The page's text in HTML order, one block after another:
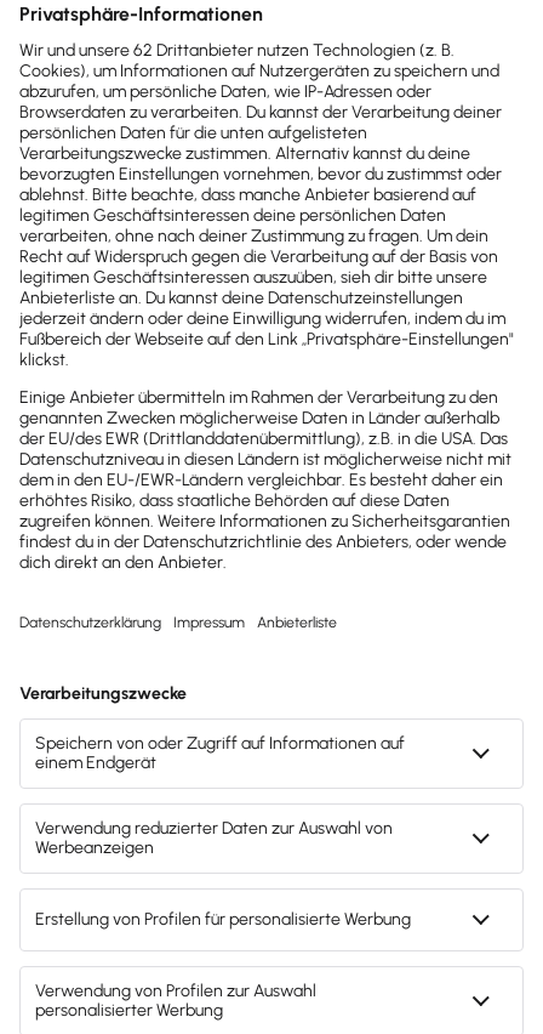
Sofort50%
Newsletter
Brandheiße
News direkt in
dein Postfach
wichtige News zu
Gesetzesänderungen,
hilfreiche Praxis-Tipps und
kostenlose Tools für
Unternehmen erhalten?
Dann abonniere unseren
Mach's dir leicht und gib deinem Business den
entscheidenden Push – mit unserer Software für
Buchhaltung & Lohn.